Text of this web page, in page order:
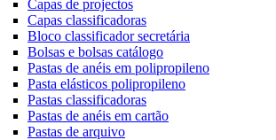
Capas de projectos
Capas classificadoras
Bloco classificador secretária
Bolsas e bolsas catálogo
Pastas de anéis em polipropileno
Pasta elásticos polipropileno
Pastas classificadoras
Pastas de anéis em cartão
Pastas de arquivo